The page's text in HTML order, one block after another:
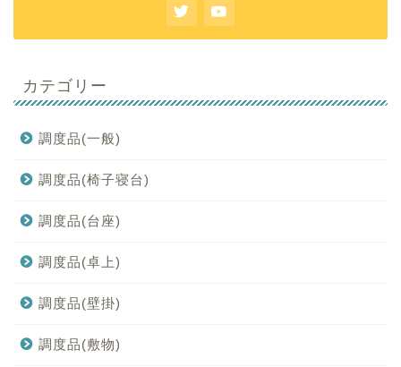
カテゴリー
調度品(一般)
調度品(椅子寝台)
調度品(台座)
調度品(卓上)
調度品(壁掛)
調度品(敷物)